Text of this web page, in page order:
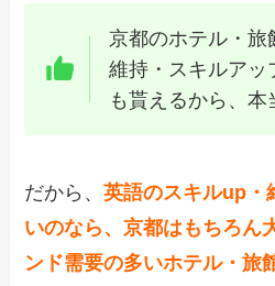
京都のホテル・旅
維持・スキルアッ
も貰えるから、本
だから、英語のスキルup・
いのなら、京都はもちろん
ンド需要の多いホテル・旅